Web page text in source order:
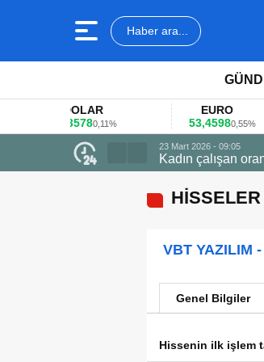
Haber ara...
DOLAR
0,11%
EURO
53,45980,55%
23 Mart 2026 - 09:05
Kadın çalışan
HİSSELER
VBT YAZILIM
Genel Bilgiler
Hissenin ilk işlem